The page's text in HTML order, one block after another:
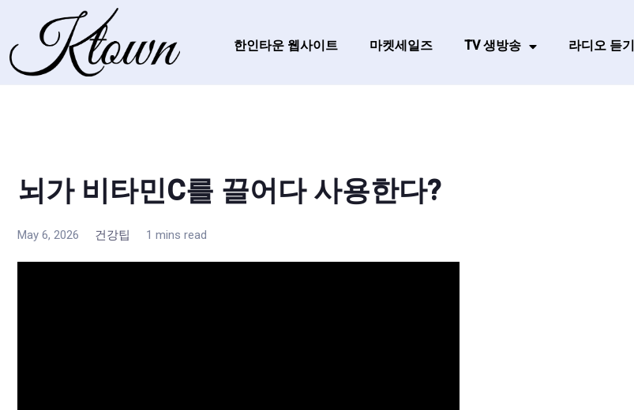
한인타운 웹사이트 마켓세일즈 TV 생방송 라디오 듣기
뇌가 비타민C를 끌어다 사용한다?
May 6, 2026 건강팁 1 mins read